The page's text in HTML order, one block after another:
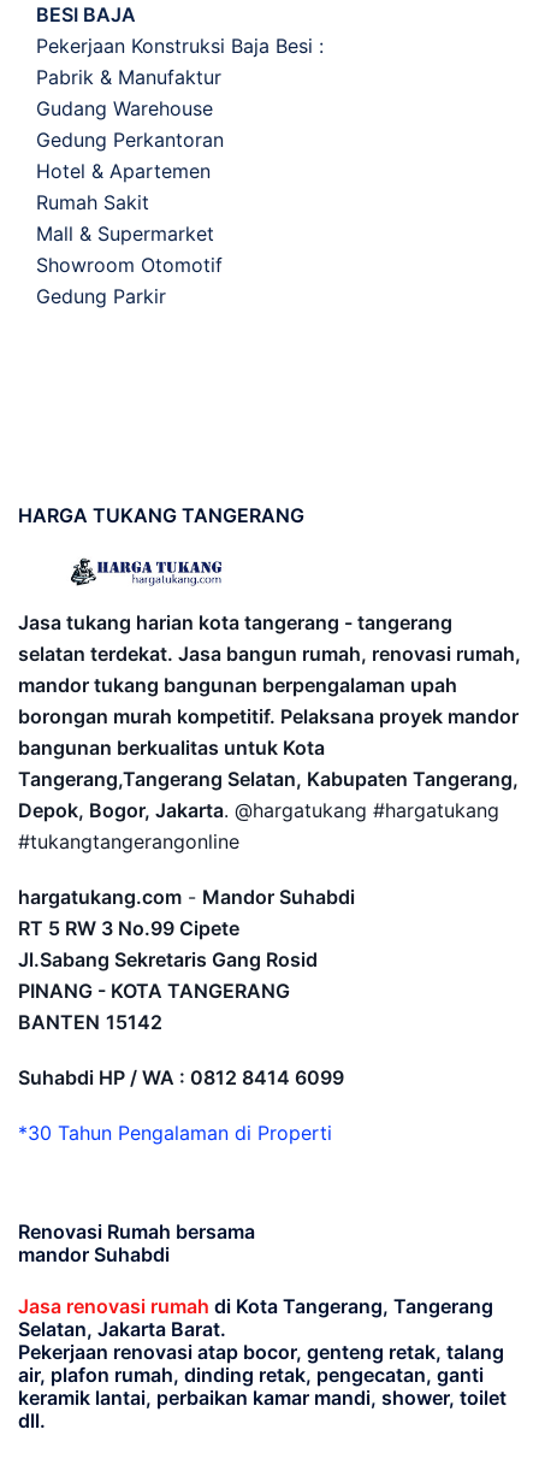
BESI BAJA
Pekerjaan Konstruksi Baja Besi :
Pabrik & Manufaktur
Gudang Warehouse
Gedung Perkantoran
Hotel & Apartemen
Rumah Sakit
Mall & Supermarket
Showroom Otomotif
Gedung Parkir
HARGA TUKANG TANGERANG
Jasa tukang harian kota tangerang - tangerang
selatan terdekat. Jasa bangun rumah, renovasi rumah,
mandor tukang bangunan berpengalaman upah
borongan murah kompetitif. Pelaksana proyek mandor
bangunan berkualitas untuk Kota
Tangerang,Tangerang Selatan, Kabupaten Tangerang,
Depok, Bogor, Jakarta. @hargatukang #hargatukang
#tukangtangerangonline
hargatukang.com - Mandor Suhabdi
RT 5 RW 3 No.99 Cipete
Jl.Sabang Sekretaris Gang Rosid
PINANG - KOTA TANGERANG
BANTEN 15142
Suhabdi HP / WA : 0812 8414 6099
*30 Tahun Pengalaman di Properti
Renovasi Rumah bersama
mandor Suhabdi
Jasa renovasi rumah di Kota Tangerang, Tangerang
Selatan, Jakarta Barat.
Pekerjaan renovasi atap bocor, genteng retak, talang
air, plafon rumah, dinding retak, pengecatan, ganti
keramik lantai, perbaikan kamar mandi, shower, toilet
dll.